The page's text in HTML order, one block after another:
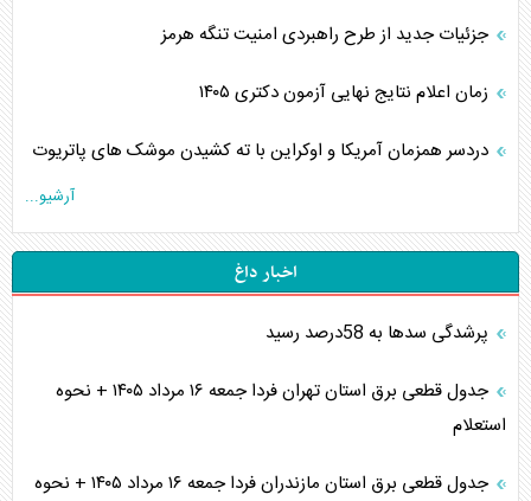
جزئیات جدید از طرح راهبردی امنیت تنگه هرمز
زمان اعلام نتایج نهایی آزمون دکتری ۱۴۰۵
دردسر همزمان آمریکا و اوکراین با ته کشیدن موشک های پاتریوت
آرشیو...
اخبار داغ
پرشدگی سدها به 58درصد رسید
جدول قطعی برق استان تهران فردا جمعه ۱۶ مرداد ۱۴۰۵ + نحوه
استعلام
جدول قطعی برق استان مازندران فردا جمعه ۱۶ مرداد ۱۴۰۵ + نحوه